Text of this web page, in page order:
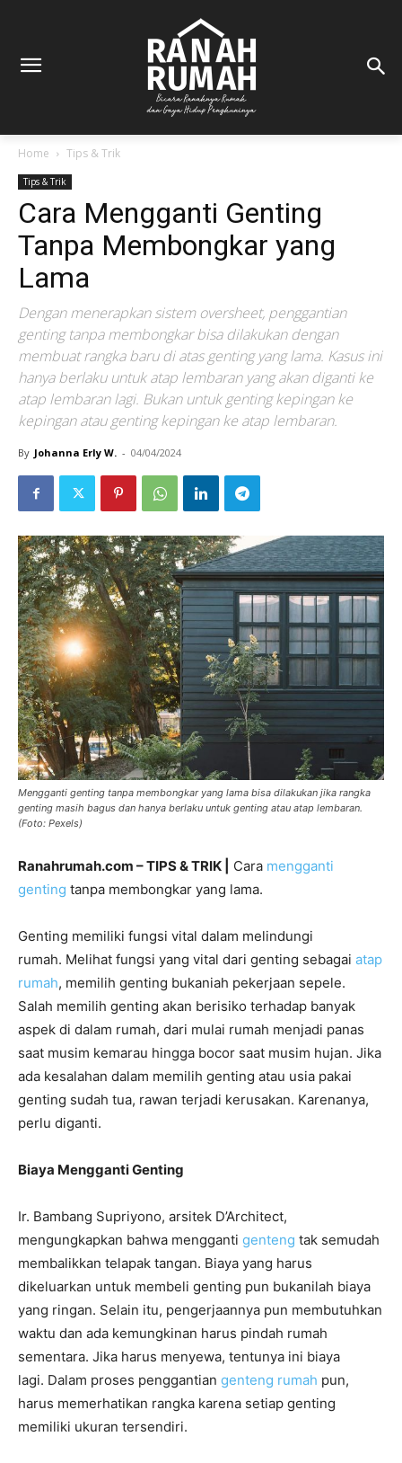
Home Tips & Trik
Tips & Trik
Cara Mengganti Genting
Tanpa Membongkar yang
Lama
Dengan menerapkan sistem oversheet, penggantian
genting tanpa membongkar bisa dilakukan dengan
membuat rangka baru di atas genting yang lama. Kasus ini
hanya berlaku untuk atap lembaran yang akan diganti ke
atap lembaran lagi. Bukan untuk genting kepingan ke
kepingan atau genting kepingan ke atap lembaran.
By Johanna Erly W. - 04/04/2024
Mengganti genting tanpa membongkar yang lama bisa dilakukan jika rangka
genting masih bagus dan hanya berlaku untuk genting atau atap lembaran.
(Foto: Pexels)
Ranahrumah.com – TIPS & TRIK | Cara mengganti
genting tanpa membongkar yang lama.
Genting memiliki fungsi vital dalam melindungi
rumah. Melihat fungsi yang vital dari genting sebagai atap
rumah, memilih genting bukaniah pekerjaan sepele.
Salah memilih genting akan berisiko terhadap banyak
aspek di dalam rumah, dari mulai rumah menjadi panas
saat musim kemarau hingga bocor saat musim hujan. Jika
ada kesalahan dalam memilih genting atau usia pakai
genting sudah tua, rawan terjadi kerusakan. Karenanya,
perlu diganti.
Biaya Mengganti Genting
Ir. Bambang Supriyono, arsitek D’Architect,
mengungkapkan bahwa mengganti genteng tak semudah
membalikkan telapak tangan. Biaya yang harus
dikeluarkan untuk membeli genting pun bukanilah biaya
yang ringan. Selain itu, pengerjaannya pun membutuhkan
waktu dan ada kemungkinan harus pindah rumah
sementara. Jika harus menyewa, tentunya ini biaya
lagi. Dalam proses penggantian genteng rumah pun,
harus memerhatikan rangka karena setiap genting
memiliki ukuran tersendiri.